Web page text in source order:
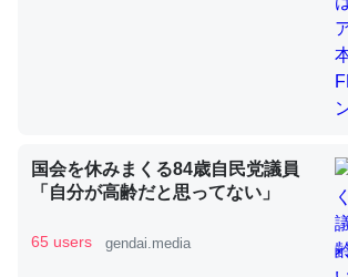
ウチもEchoを実家に置いて４年。でたまに
ちぼちRingも置こうかと画策中。あと、
位置情報を共有してる。電池残量や充電中
国会を休みまくる84歳自民党議員
「自分が高齢だと思ってない」
65 users gendai.media